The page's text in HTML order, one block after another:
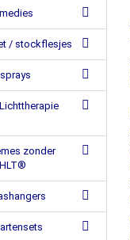
/ stockflesjes
zonder